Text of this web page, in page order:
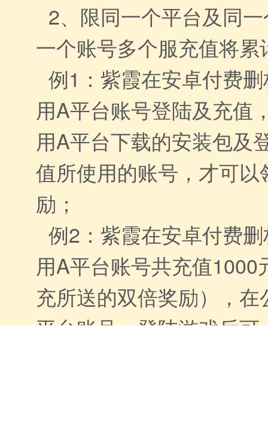
2、限同一个平台及同
一个账号多个服充值将累
例1：紫霞在安卓付费
用A平台账号登陆及充值
用A平台下载的安装包及
值所使用的账号，才可以
励；
例2：紫霞在安卓付费
用A平台账号共充值1000
充所送的双倍奖励），
平台账号，登陆游戏后